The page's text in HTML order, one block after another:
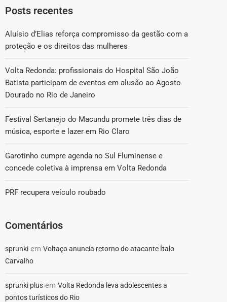
Posts recentes
Aluísio d’Elias reforça compromisso da gestão com a
proteção e os direitos das mulheres
Volta Redonda: profissionais do Hospital São João
Batista participam de eventos em alusão ao Agosto
Dourado no Rio de Janeiro
Festival Sertanejo do Macundu promete três dias de
música, esporte e lazer em Rio Claro
Garotinho cumpre agenda no Sul Fluminense e
concede coletiva à imprensa em Volta Redonda
PRF recupera veículo roubado
Comentários
sprunki em Voltaço anuncia retorno do atacante Ítalo
Carvalho
sprunki plus em Volta Redonda leva adolescentes a
pontos turísticos do Rio